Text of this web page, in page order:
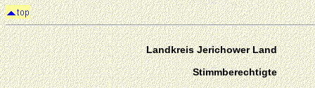
Landkreis Jerichower Land
Stimmberechtigte